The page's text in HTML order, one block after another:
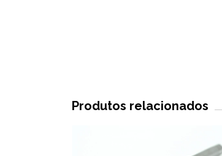
Produtos relacionados